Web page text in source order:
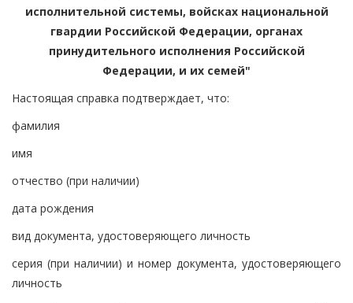
исполнительной системы, войсках национальной
гвардии Российской Федерации, органах
принудительного исполнения Российской
Федерации, и их семей"
Настоящая справка подтверждает, что:
фамилия
имя
отчество (при наличии)
дата рождения
вид документа, удостоверяющего личность
серия (при наличии) и номер документа, удостоверяющего
личность